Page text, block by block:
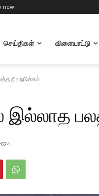
now!
செய்திகள் விளையாட்டு
நிலநடுக்கம்